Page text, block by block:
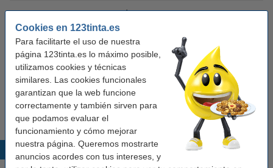
Cookies en 123tinta.es
Para facilitarte el uso de nuestra
página 123tinta.es lo máximo posible,
utilizamos cookies y técnicas
similares. Las cookies funcionales
garantizan que la web funcione
correctamente y también sirven para
que podamos evaluar el
funcionamiento y cómo mejorar
nuestra página. Queremos mostrarte
anuncios acordes con tus intereses, y
Color: blanco
Compartimentos: 2
Productos destacados